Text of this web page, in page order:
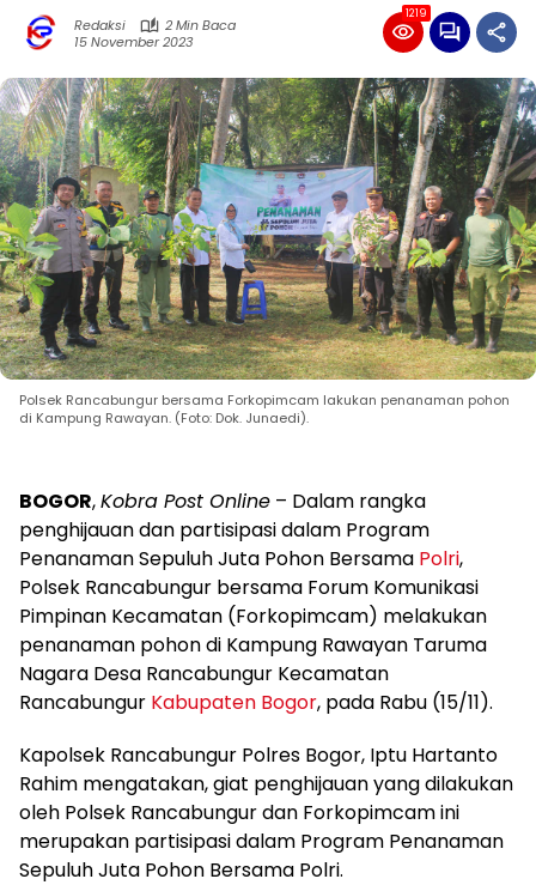
Redaksi
2 Min Baca
15 November 2023
1219
Polsek Rancabungur bersama Forkopimcam lakukan penanaman pohon
di Kampung Rawayan. (Foto: Dok. Junaedi).
BOGOR,Kobra Post Online – Dalam rangka
penghijauan dan partisipasi dalam Program
Penanaman Sepuluh Juta Pohon Bersama Polri,
Polsek Rancabungur bersama Forum Komunikasi
Pimpinan Kecamatan (Forkopimcam) melakukan
penanaman pohon di Kampung Rawayan Taruma
Nagara Desa Rancabungur Kecamatan
Rancabungur Kabupaten Bogor, pada Rabu (15/11).
Kapolsek Rancabungur Polres Bogor, Iptu Hartanto
Rahim mengatakan, giat penghijauan yang dilakukan
oleh Polsek Rancabungur dan Forkopimcam ini
merupakan partisipasi dalam Program Penanaman
Sepuluh Juta Pohon Bersama Polri.